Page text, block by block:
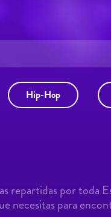
Hip-Hop
repartidas por toda
necesitas para